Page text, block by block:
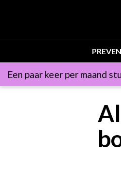
PR
Een paar keer per maand